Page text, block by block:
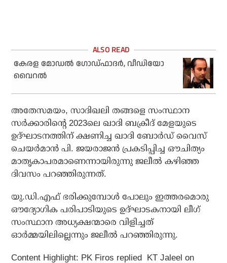
കേരള മോഡൽ ഗോഡ്ഫാദർ, വീഡിയോ
വൈറൽ
അതേസമയം, സാദിഖലി തങ്ങളെ സംസ്ഥാന
സര്‍ക്കാരിന്റെ 2023ലെ ഖാദി ബക്രീദ് മേളയുടെ
ഉദ്ഘാടനത്തിന് ക്ഷണിച്ച ഖാദി ബോര്‍ഡ് വൈസ്
ചെയര്‍മാന്‍ പി. ജയരാജന്‍ പ്രകടിപ്പിച്ച ഔചിത്യം
മാതൃകാപരമാണെന്നായിരുന്നു ജലീല്‍ കഴിഞ്ഞ
ദിവസം പറഞ്ഞിരുന്നത്.
യു.ഡി.എഫ് ഭരിക്കുമ്പോള്‍ പോലും ഇത്തരമൊരു
ഔദ്യോഗിക പരിപാടിയുടെ ഉദ്ഘാടകനായി ലീഗ്
സംസ്ഥാന അധ്യക്ഷന്മാരെ വിളിച്ചത്
ഓര്‍മ്മയിലില്ലെന്നും ജലീല്‍ പറഞ്ഞിരുന്നു.
Content Highlight: PK Firos replied KT Jaleel on